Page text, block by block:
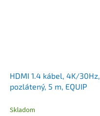
HDMI 1.4 kábel, 4K/30Hz,
pozlátený, 5 m, EQUIP
Skladom